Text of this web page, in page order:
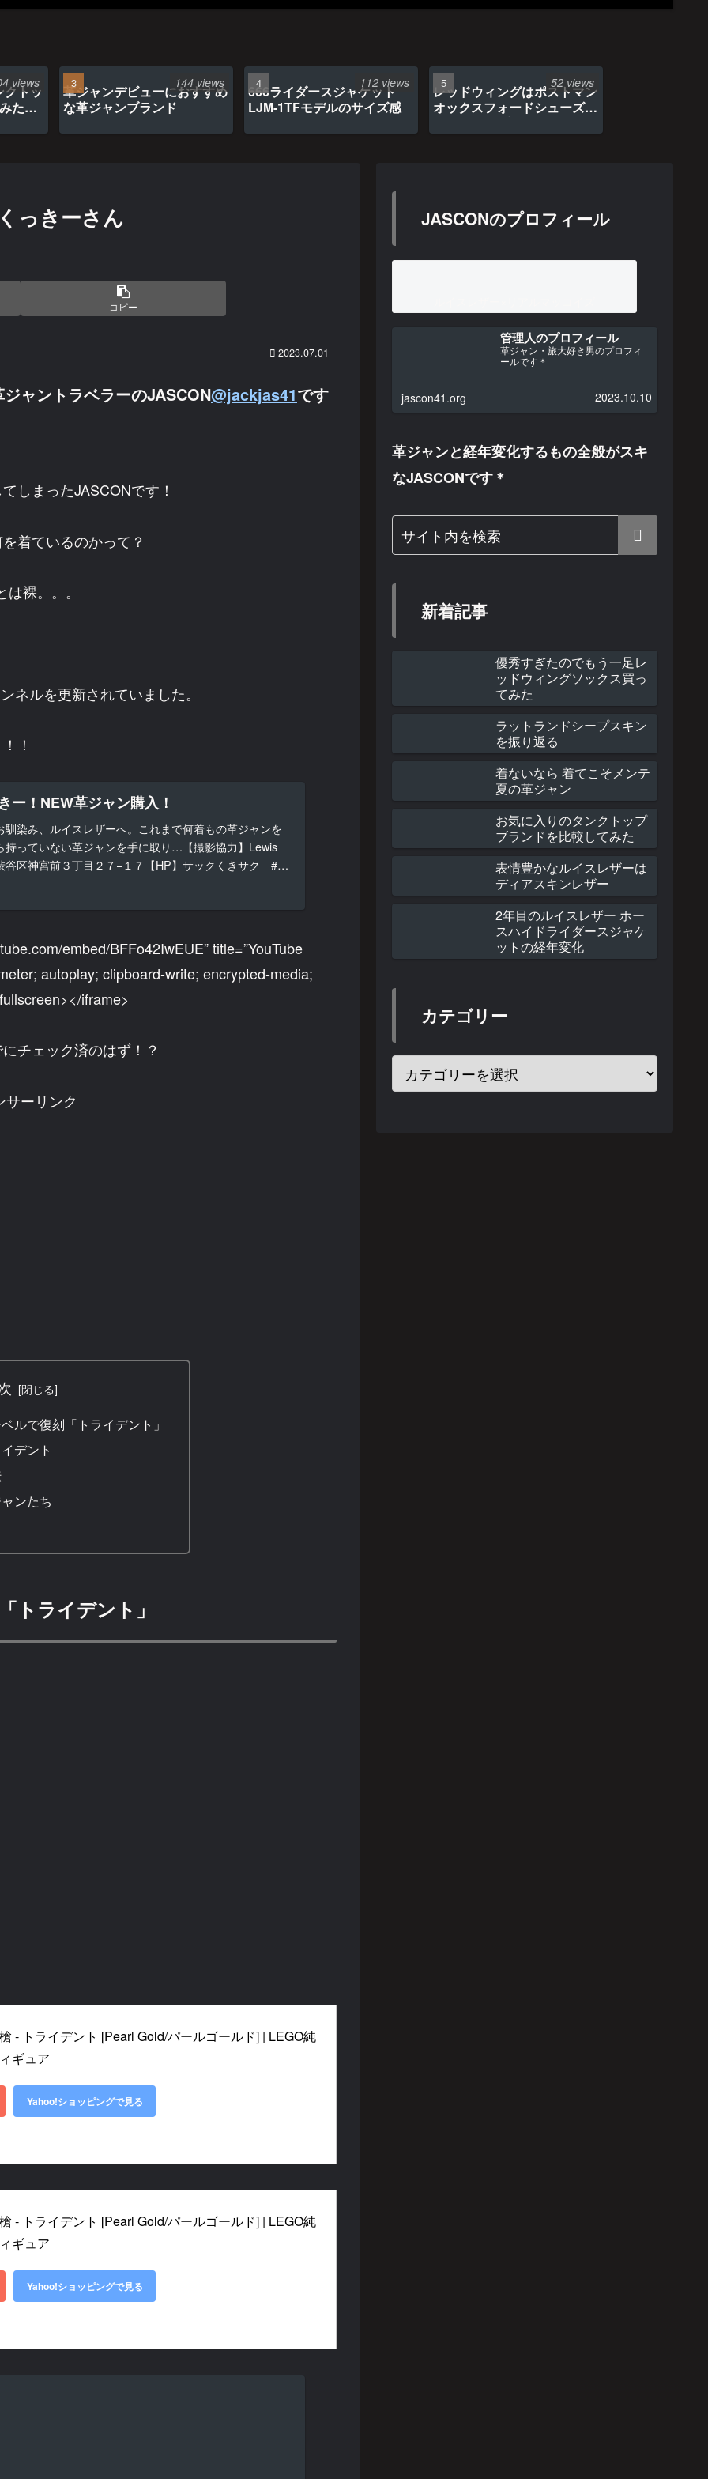
トッ
たら
views
革ジャンデビューにおすすめ
な革ジャンブランド
144 views
666ライダースジャケット
LJM-1TFモデルのサイズ感
112 views
レッドウィングはポストマン
オックスフォードシューズ約
1年間の経年変化
52 views
っきーさん
コピー
2023.07.01
ャントラベラーのJASCON@jackjas41です
しまったJASCONです！
着ているのかって？
裸。。。
ネルを更新されていました。
！
ー！NEW革ジャン購入！
染み、ルイスレザーへ。これまで何着もの革ジャンを
持っていない革ジャンを手に取り…【撮影協力】Lewis
谷区神宮前３丁目２７−１７【HP】サックくきサク #
embed/BFFo42IwEUE” title=”YouTube
autoplay; clipboard-write; encrypted-media;
iframe>
チェック済のはず！？
サーリンク
ルで復刻「トライデント」
デント
ンたち
トライデント」
- トライデント [Pearl Gold/パールゴールド] | LEGO純
ギュア
Yahoo!ショッピングで見る
- トライデント [Pearl Gold/パールゴールド] | LEGO純
ギュア
Yahoo!ショッピングで見る
JASCONのプロフィール
管理人のプロフィール
革ジャン・旅大好き男のプロフィ
ールです＊
jascon41.org 2023.10.10
革ジャンと経年変化するもの全般がスキ
なJASCONです＊
新着記事
優秀すぎたのでもう一足レ
ッドウィングソックス買っ
てみた
ラットランドシープスキン
を振り返る
着ないなら 着てこそメンテ
夏の革ジャン
お気に入りのタンクトップ
ブランドを比較してみた
表情豊かなルイスレザーは
ディアスキンレザー
2年目のルイスレザー ホー
スハイドライダースジャケ
ットの経年変化
カテゴリー